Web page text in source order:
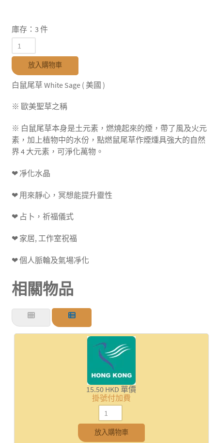
庫存：3 件
放入購物車
白鼠尾草 White Sage ( 美國 )
※ 歐美聖草之稱
※ 白鼠尾草本身是土元素，燃燒起來的煙，帶了風及火元
素，加上植物中的水份，點燃鼠尾草作煙煄具強大的自然
界 4 大元素，可淨化萬物。
❤ 凈化水晶
❤ 用來靜心，冥想能提升靈性
❤ 占卜，祈福儀式
❤ 家居, 工作室祝福
❤ 個人脈輪及氣場凈化
相關物品
15.50 HKD 單價
掛號付加費
放入購物車